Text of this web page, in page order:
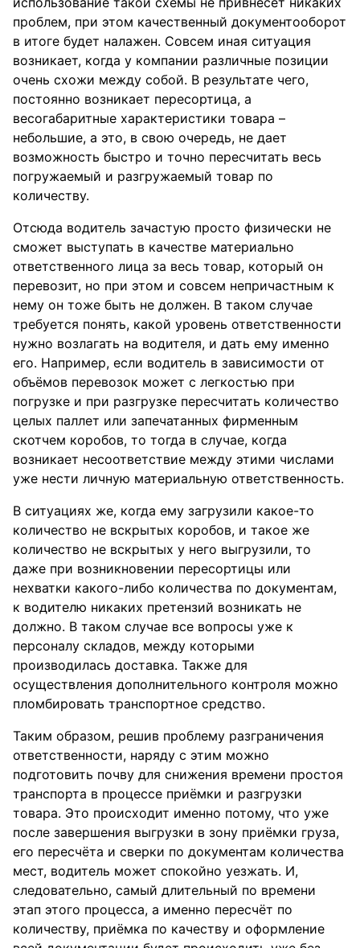
проблем, при этом качественный документооборот
в итоге будет налажен. Совсем иная ситуация
возникает, когда у компании различные позиции
очень схожи между собой. В результате чего,
постоянно возникает пересортица, а
весогабаритные характеристики товара –
небольшие, а это, в свою очередь, не дает
возможность быстро и точно пересчитать весь
погружаемый и разгружаемый товар по
количеству.
Отсюда водитель зачастую просто физически не
сможет выступать в качестве материально
ответственного лица за весь товар, который он
перевозит, но при этом и совсем непричастным к
нему он тоже быть не должен. В таком случае
требуется понять, какой уровень ответственности
нужно возлагать на водителя, и дать ему именно
его. Например, если водитель в зависимости от
объёмов перевозок может с легкостью при
погрузке и при разгрузке пересчитать количество
целых паллет или запечатанных фирменным
скотчем коробов, то тогда в случае, когда
возникает несоответствие между этими числами
уже нести личную материальную ответственность.
В ситуациях же, когда ему загрузили какое-то
количество не вскрытых коробов, и такое же
количество не вскрытых у него выгрузили, то
даже при возникновении пересортицы или
нехватки какого-либо количества по документам,
к водителю никаких претензий возникать не
должно. В таком случае все вопросы уже к
персоналу складов, между которыми
производилась доставка. Также для
осуществления дополнительного контроля можно
пломбировать транспортное средство.
Таким образом, решив проблему разграничения
ответственности, наряду с этим можно
подготовить почву для снижения времени простоя
транспорта в процессе приёмки и разгрузки
товара. Это происходит именно потому, что уже
после завершения выгрузки в зону приёмки груза,
его пересчёта и сверки по документам количества
мест, водитель может спокойно уезжать. И,
следовательно, самый длительный по времени
этап этого процесса, а именно пересчёт по
количеству, приёмка по качеству и оформление